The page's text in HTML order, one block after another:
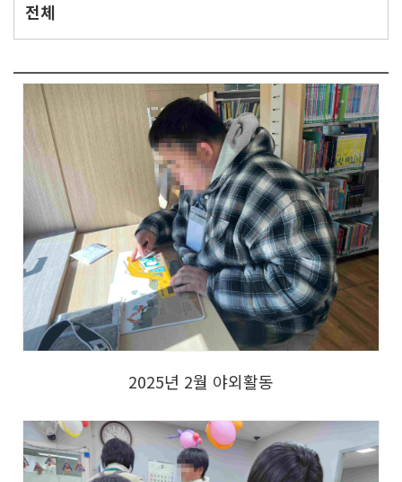
2025년 2월 야외활동